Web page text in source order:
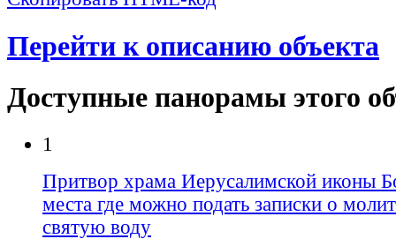
Перейти к описанию объекта
Доступные панорамы этого
1
Притвор храма Иерусалимской иконы
места где можно подать записки о
святую воду